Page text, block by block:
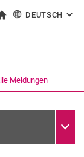
zu: Inhalt
zu: Suche
zu:
Link in einem
DEUTSCH :
Meldungen